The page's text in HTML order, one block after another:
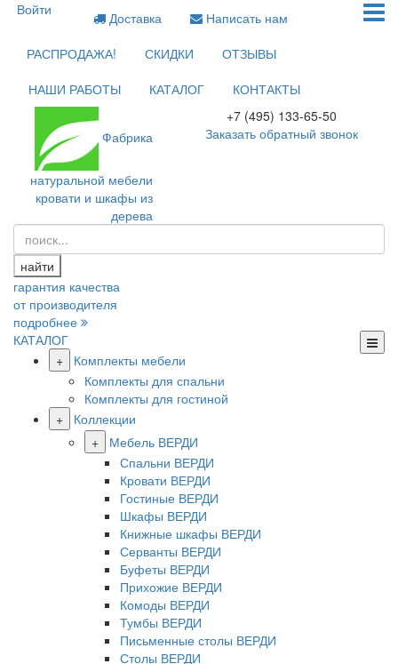
Войти Доставка
Написать нам
РАСПРОДАЖА!
СКИДКИ
ОТЗЫВЫ
НАШИ РАБОТЫ
КАТАЛОГ КОНТАКТЫ
Фабрика
натуральной мебели
кровати и шкафы из
дерева
+7 (495) 133-65-50
Заказать обратный звонок
найти
гарантия качества
от производителя
подробнее
КАТАЛОГ
+
Комплекты мебели
Комплекты для спальни
Комплекты для гостиной
+
Коллекции
+
Мебель ВЕРДИ
Спальни ВЕРДИ
Кровати ВЕРДИ
Гостиные ВЕРДИ
Шкафы ВЕРДИ
Книжные шкафы ВЕРДИ
Серванты ВЕРДИ
Буфеты ВЕРДИ
Прихожие ВЕРДИ
Комоды ВЕРДИ
Тумбы ВЕРДИ
Письменные столы ВЕРДИ
Столы ВЕРДИ